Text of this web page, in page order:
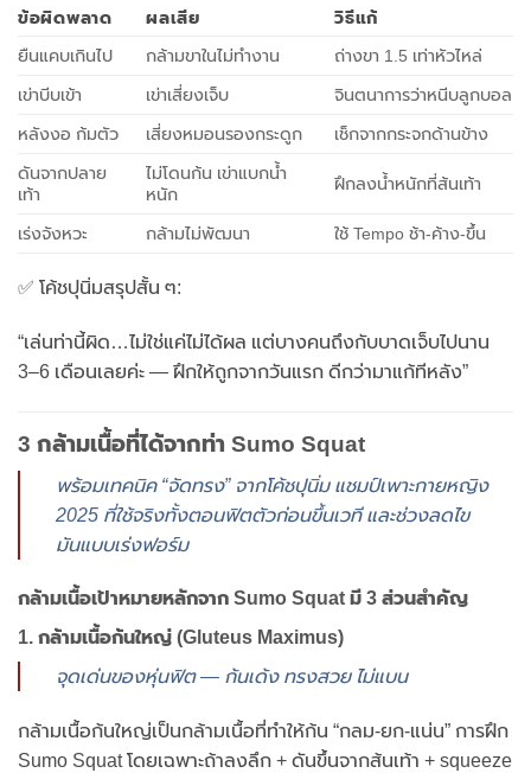
ข้อผิดพลาด ผลเสีย
วิธีแก้
ยืนแคบเกินไป
กล้ามขาในไม่ทำงาน ถ่างขา 1.5 เท่าหัวไหล่
เข่าบีบเข้า เข่าเสี่ยงเจ็บ จินตนาการว่าหนีบลูกบอล
หลังงอ ก้มตัว เสี่ยงหมอนรองกระดูก เช็กจากกระจกด้านข้าง
ดันจากปลาย
เท้า
ไม่โดนก้น เข่าแบกน้ำ
หนัก
ฝึกลงน้ำหนักที่ส้นเท้า
เร่งจังหวะ กล้ามไม่พัฒนา ใช้ Tempo ช้า-ค้าง-ขึ้น
✅ โค้ชปุนิ่มสรุปสั้น ๆ:
“เล่นท่านี้ผิด…ไม่ใช่แค่ไม่ได้ผล แต่บางคนถึงกับบาดเจ็บไปนาน
3–6 เดือนเลยค่ะ — ฝึกให้ถูกจากวันแรก ดีกว่ามาแก้ทีหลัง”
3 กล้ามเนื้อที่ได้จากท่า Sumo Squat
พร้อมเทคนิค “จัดทรง” จากโค้ชปุนิ่ม แชมป์เพาะกายหญิง
2025 ที่ใช้จริงทั้งตอนฟิตตัวก่อนขึ้นเวที และช่วงลดไข
มันแบบเร่งฟอร์ม
กล้ามเนื้อเป้าหมายหลักจาก Sumo Squat มี 3 ส่วนสำคัญ
1. กล้ามเนื้อก้นใหญ่ (Gluteus Maximus)
จุดเด่นของหุ่นฟิต — ก้นเด้ง ทรงสวย ไม่แบน
กล้ามเนื้อก้นใหญ่เป็นกล้ามเนื้อที่ทำให้ก้น “กลม-ยก-แน่น” การฝึก
Sumo Squat โดยเฉพาะถ้าลงลึก + ดันขึ้นจากส้นเท้า + squeeze